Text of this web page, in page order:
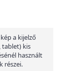
a kijelző
tablet) kis
használt
részei.